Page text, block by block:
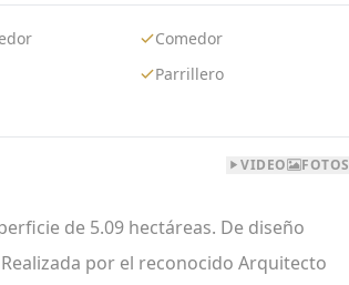
Comedor
Parrillero
VIDEO FOTOS
de 5.09 hectáreas. De diseño
por el reconocido Arquitecto